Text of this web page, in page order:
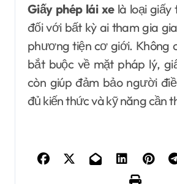
Giấy phép lái xe là loại
đối với bất kỳ ai tham gia
phương tiện cơ giới. Không
bắt buộc về mặt pháp lý,
còn giúp đảm bảo người
đủ kiến thức và kỹ năng cần